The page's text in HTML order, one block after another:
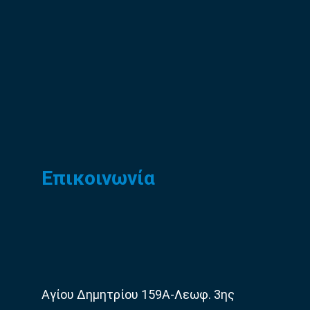
Επικοινωνία
Αγίου Δημητρίου 159Α-Λεωφ. 3ης